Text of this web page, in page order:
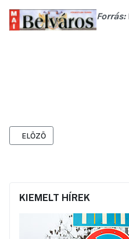
Forrás:
ELŐZŐ CIKK: A LAKÓK
ELŐZŐ
KIEMELT HÍREK